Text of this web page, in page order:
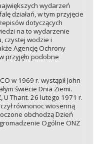
wydarzeń
działań, w tym przyjęcie
dotyczących
na to wydarzenie
czystej wodzie i
Agencję Ochrony
przyjęło podobne
w 1969 r. wystąpił John
świecie Dnia Ziemi.
U Thant. 26 lutego 1971 r.
równonoc wiosenną
obchodzą Dzień
Ogólne ONZ